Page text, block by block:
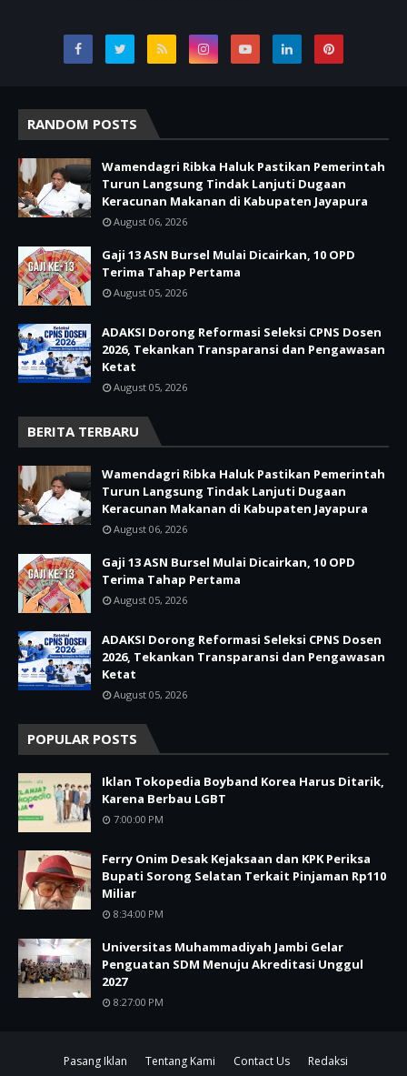
RANDOM POSTS
Wamendagri Ribka Haluk Pastikan Pemerintah
Turun Langsung Tindak Lanjuti Dugaan
Keracunan Makanan di Kabupaten Jayapura
August 06, 2026
Gaji 13 ASN Bursel Mulai Dicairkan, 10 OPD
Terima Tahap Pertama
August 05, 2026
ADAKSI Dorong Reformasi Seleksi CPNS Dosen
2026, Tekankan Transparansi dan Pengawasan
Ketat
August 05, 2026
BERITA TERBARU
Wamendagri Ribka Haluk Pastikan Pemerintah
Turun Langsung Tindak Lanjuti Dugaan
Keracunan Makanan di Kabupaten Jayapura
August 06, 2026
Gaji 13 ASN Bursel Mulai Dicairkan, 10 OPD
Terima Tahap Pertama
August 05, 2026
ADAKSI Dorong Reformasi Seleksi CPNS Dosen
2026, Tekankan Transparansi dan Pengawasan
Ketat
August 05, 2026
POPULAR POSTS
Iklan Tokopedia Boyband Korea Harus Ditarik,
Karena Berbau LGBT
7:00:00 PM
Ferry Onim Desak Kejaksaan dan KPK Periksa
Bupati Sorong Selatan Terkait Pinjaman Rp110
Miliar
8:34:00 PM
Universitas Muhammadiyah Jambi Gelar
Penguatan SDM Menuju Akreditasi Unggul
2027
8:27:00 PM
Pasang Iklan Tentang Kami Contact Us Redaksi